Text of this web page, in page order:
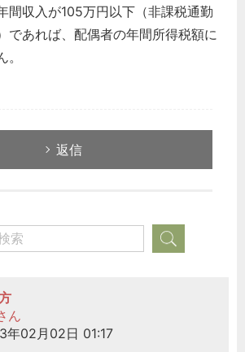
間収入が105万円以下（非課税通勤
であれば、配偶者の年間所得税額に
返信
ん
年02月02日 01:17